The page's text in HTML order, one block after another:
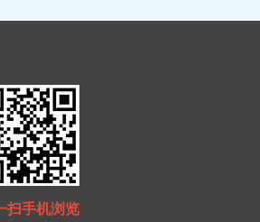
扫手机浏览